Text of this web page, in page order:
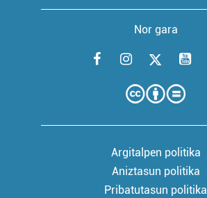
Nor gara
Argitalpen politika
Aniztasun politika
Pribatutasun politika